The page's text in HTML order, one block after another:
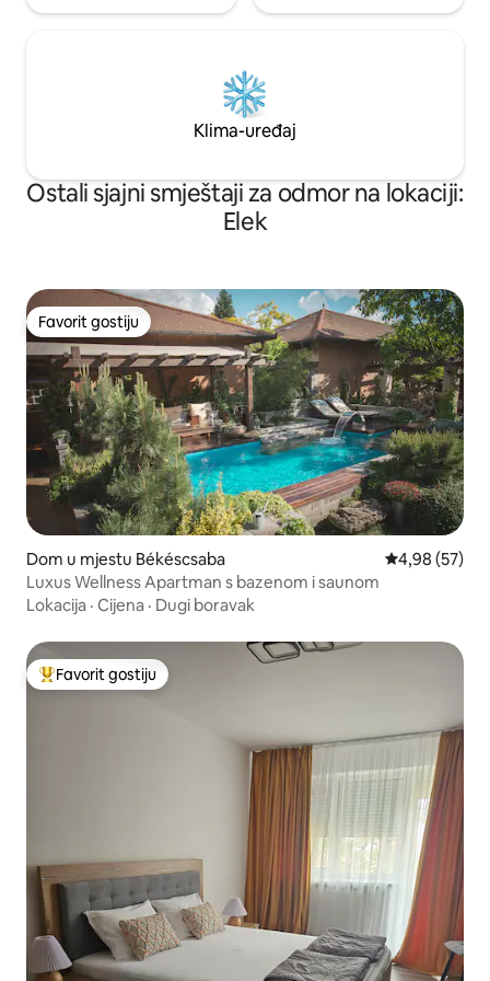
Klima-uređaj
Ostali sjajni smještaji za odmor na lokaciji:
Elek
Favorit gostiju
Favorit gostiju
Dom u mjestu Békéscsaba Prosječna
4,98 (57)
Luxus Wellness Apartman s bazenom i saunom
Lokacija · Cijena · Dugi boravak
Glavni favorit gostiju
Favorit gostiju